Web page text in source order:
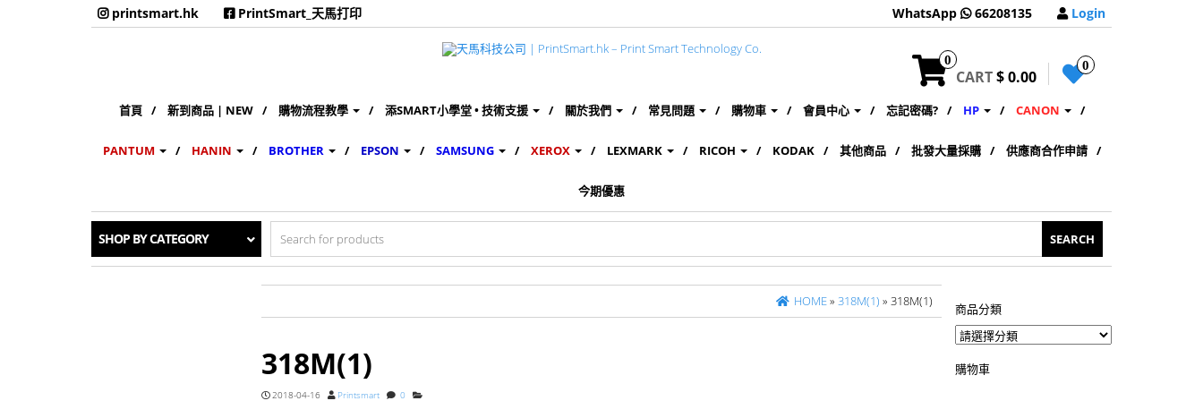
printsmart.hk PrintSmart_天馬打印 WhatsApp 66208135 Login
0
CART$ 0.00
0
首頁 新到商品 | NEW 購物流程教學 添SMART小學堂 • 技術支援 關於我們 常見問題 購物車 會員中心 忘記密碼? HP CANON
PANTUM HANIN BROTHER EPSON SAMSUNG XEROX LEXMARK RICOH KODAK 其他商品 批發大量採購 供應商合作申請
今期優惠
SHOP BY CATEGORY
Search
for:
HOME» 318M(1) » 318M(1)
318M(1)
2018-04-16 Printsmart 0
商品分類
購物車